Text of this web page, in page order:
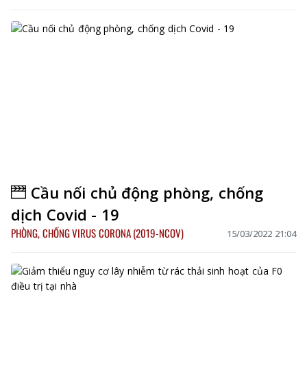
Cầu nối chủ động phòng, chống
dịch Covid - 19
PHÒNG, CHỐNG VIRUS CORONA (2019-NCOV) 15/03/2022 21:04